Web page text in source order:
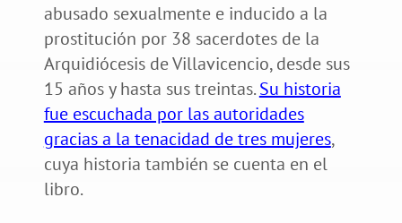
abusado sexualmente e inducido a la
prostitución por 38 sacerdotes de la
Arquidiócesis de Villavicencio, desde sus
15 años y hasta sus treintas.Su historia
fue escuchada por las autoridades
gracias a la tenacidad de tres mujeres,
cuya historia también se cuenta en el
libro.